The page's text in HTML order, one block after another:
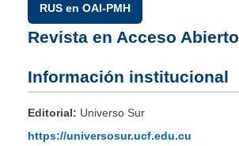
RUS en OAI-PMH
Revista en Acceso Abierto
Información institucional
Editorial: Universo Sur
https://universosur.ucf.edu.cu